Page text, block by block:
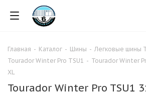
Главная - Каталог - Шины - Легковые шины
Tourador Winter Pro TSU1 - Tourador Winter
XL
Tourador Winter Pro TSU1